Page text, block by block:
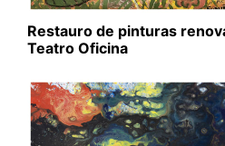
Restauro de pinturas
Teatro Oficina